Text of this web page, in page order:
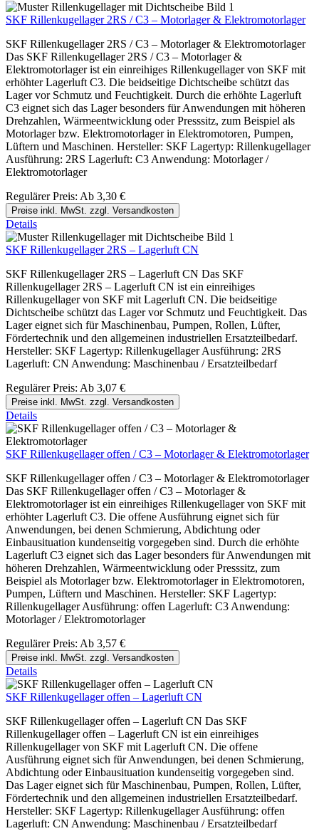
SKF Rillenkugellager 2RS / C3 – Motorlager & Elektromotorlager
SKF Rillenkugellager 2RS / C3 – Motorlager & Elektromotorlager
Das SKF Rillenkugellager 2RS / C3 – Motorlager &
Elektromotorlager ist ein einreihiges Rillenkugellager von SKF mit
erhöhter Lagerluft C3. Die beidseitige Dichtscheibe schützt das
Lager vor Schmutz und Feuchtigkeit. Durch die erhöhte Lagerluft
C3 eignet sich das Lager besonders für Anwendungen mit höheren
Drehzahlen, Wärmeentwicklung oder Presssitz, zum Beispiel als
Motorlager bzw. Elektromotorlager in Elektromotoren, Pumpen,
Lüftern und Maschinen. Hersteller: SKF Lagertyp: Rillenkugellager
Ausführung: 2RS Lagerluft: C3 Anwendung: Motorlager /
Elektromotorlager
Regulärer Preis: Ab 3,30 €
Preise inkl. MwSt. zzgl. Versandkosten
Details
SKF Rillenkugellager 2RS – Lagerluft CN
SKF Rillenkugellager 2RS – Lagerluft CN Das SKF
Rillenkugellager 2RS – Lagerluft CN ist ein einreihiges
Rillenkugellager von SKF mit Lagerluft CN. Die beidseitige
Dichtscheibe schützt das Lager vor Schmutz und Feuchtigkeit. Das
Lager eignet sich für Maschinenbau, Pumpen, Rollen, Lüfter,
Fördertechnik und den allgemeinen industriellen Ersatzteilbedarf.
Hersteller: SKF Lagertyp: Rillenkugellager Ausführung: 2RS
Lagerluft: CN Anwendung: Maschinenbau / Ersatzteilbedarf
Regulärer Preis: Ab 3,07 €
Preise inkl. MwSt. zzgl. Versandkosten
Details
SKF Rillenkugellager offen / C3 – Motorlager & Elektromotorlager
SKF Rillenkugellager offen / C3 – Motorlager & Elektromotorlager
Das SKF Rillenkugellager offen / C3 – Motorlager &
Elektromotorlager ist ein einreihiges Rillenkugellager von SKF mit
erhöhter Lagerluft C3. Die offene Ausführung eignet sich für
Anwendungen, bei denen Schmierung, Abdichtung oder
Einbausituation kundenseitig vorgegeben sind. Durch die erhöhte
Lagerluft C3 eignet sich das Lager besonders für Anwendungen mit
höheren Drehzahlen, Wärmeentwicklung oder Presssitz, zum
Beispiel als Motorlager bzw. Elektromotorlager in Elektromotoren,
Pumpen, Lüftern und Maschinen. Hersteller: SKF Lagertyp:
Rillenkugellager Ausführung: offen Lagerluft: C3 Anwendung:
Motorlager / Elektromotorlager
Regulärer Preis: Ab 3,57 €
Preise inkl. MwSt. zzgl. Versandkosten
Details
SKF Rillenkugellager offen – Lagerluft CN
SKF Rillenkugellager offen – Lagerluft CN Das SKF
Rillenkugellager offen – Lagerluft CN ist ein einreihiges
Rillenkugellager von SKF mit Lagerluft CN. Die offene
Ausführung eignet sich für Anwendungen, bei denen Schmierung,
Abdichtung oder Einbausituation kundenseitig vorgegeben sind.
Das Lager eignet sich für Maschinenbau, Pumpen, Rollen, Lüfter,
Fördertechnik und den allgemeinen industriellen Ersatzteilbedarf.
Hersteller: SKF Lagertyp: Rillenkugellager Ausführung: offen
Lagerluft: CN Anwendung: Maschinenbau / Ersatzteilbedarf